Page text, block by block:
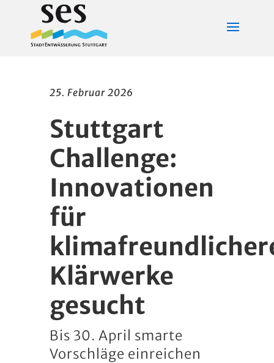
25. Februar 2026
Stuttgart
Challenge:
Innovationen
für
Klärwerke
gesucht
Bis 30. April smarte
Vorschläge einreichen